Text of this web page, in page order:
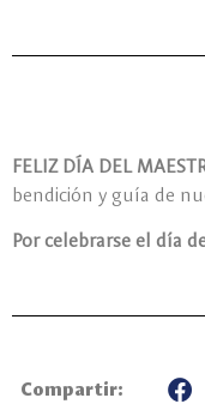
FELIZ DÍA DEL
bendición y guía de
Por celebrarse el día
Compartir: